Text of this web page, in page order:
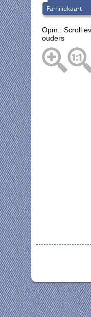
Familiekaart
Opm.: Scroll
ouders